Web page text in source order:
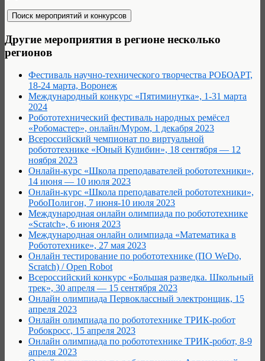
Другие мероприятия в регионе несколько
регионов
Фестиваль научно-технического творчества РОБОАРТ,
18-24 марта, Воронеж
Международный конкурс «Пятиминутка», 1-31 марта
2024
Робототехнический фестиваль народных ремёсел
«Робомастер», онлайн/Муром, 1 декабря 2023
Всероссийский чемпионат по виртуальной
робототехнике «Юный Кулибин», 18 сентября — 12
ноября 2023
Онлайн-курс «Школа преподавателей робототехники»,
14 июня — 10 июля 2023
Онлайн-курс «Школа преподавателей робототехники»,
РобоПолигон, 7 июня-10 июля 2023
Международная онлайн олимпиада по робототехнике
«Scratch», 6 июня 2023
Международная онлайн олимпиада «Математика в
Робототехнике», 27 мая 2023
Онлайн тестирование по робототехнике (ПО WeDo,
Scratch) / Open Robot
Всероссийский конкурс «Большая разведка. Школьный
трек», 30 апреля — 15 сентября 2023
Онлайн олимпиада Первоклассный электронщик, 15
апреля 2023
Онлайн олимпиада по робототехнике ТРИК-робот
Робокросс, 15 апреля 2023
Онлайн олимпиада по робототехнике ТРИК-робот, 8-9
апреля 2023